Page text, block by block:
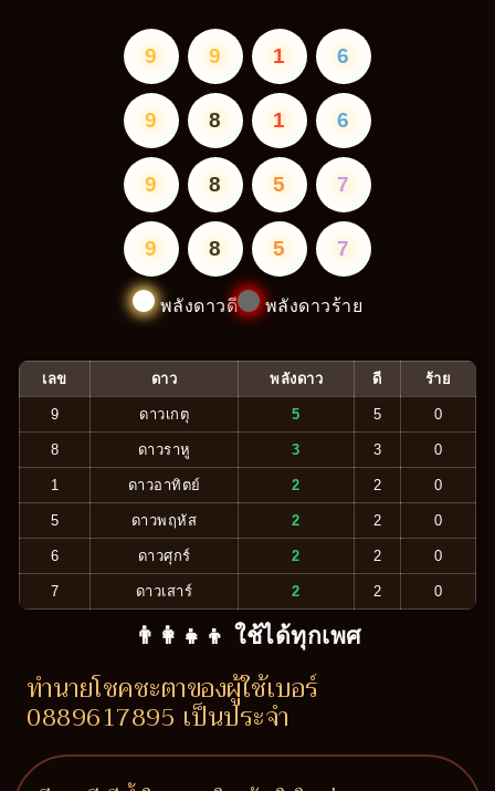
9 9 1 6
9 8 1 6
9 8 5 7
9 8 5 7
พลังดาวดี พลังดาวร้าย
เลข ดาว พลังดาว ดี ร้าย
9 ดาวเกตุ 5 5 0
8 ดาวราหู 3 3 0
1 ดาวอาทิตย์ 2 2 0
5 ดาวพฤหัส 2 2 0
6 ดาวศุกร์ 2 2 0
7 ดาวเสาร์ 2 2 0
👨‍👩‍👧‍👦 ใช้ได้ทุกเพศ
ทำนายโชคชะตาของผู้ใช้เบอร์
0889617895 เป็นประจำ